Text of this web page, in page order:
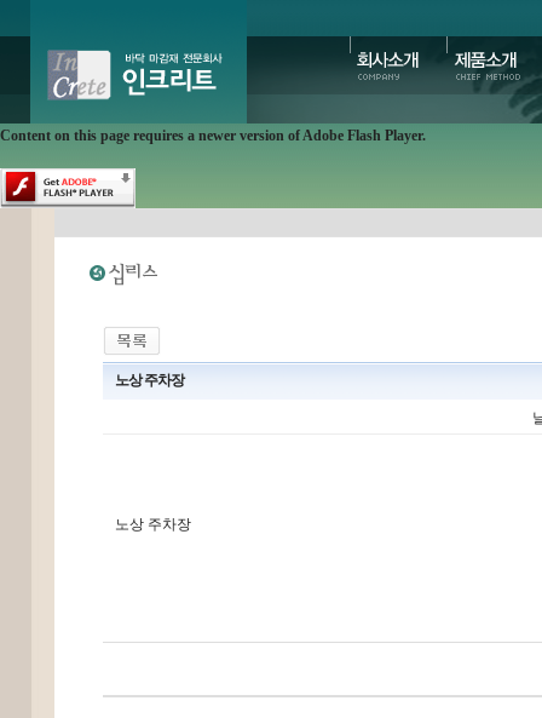
Content on this page requires a newer version of Adobe Flash Player.
노상 주차장
노상 주차장